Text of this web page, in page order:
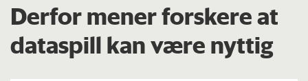
Derfor mener forskere at
dataspill kan være nyttig